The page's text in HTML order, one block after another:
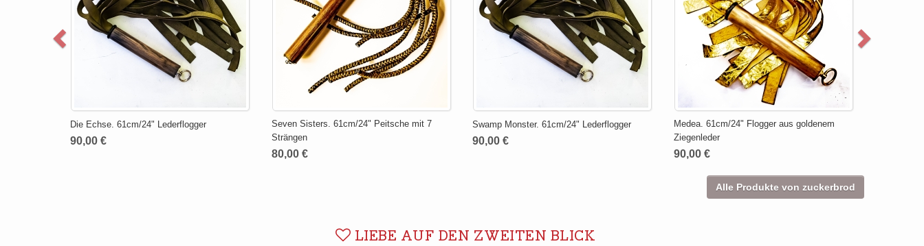
Die Echse. 61cm/24" Lederflogger
90,00 €
Seven Sisters. 61cm/24" Peitsche mit 7
Strängen
80,00 €
Swamp Monster. 61cm/24" Lederflogger
90,00 €
Medea. 61cm/24" Flogger aus goldenem
Ziegenleder
90,00 €
Alle Produkte von zuckerbrod
LIEBE AUF DEN ZWEITEN BLICK